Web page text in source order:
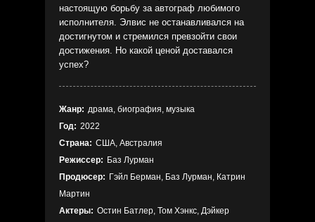
настоящую борьбу за автограф любимого
исполнителя. Элвис не останавливался на
достигнутом и стремился превзойти свои
достижения. Но какой ценой доставался
успех?
Жанр: драма, биография, музыка
Год: 2022
Страна: США, Австралия
Режиссер: Баз Лурман
Продюсер: Гэйл Берман, Баз Лурман, Катрин
Мартин
Актеры: Остин Батлер, Том Хэнкс, Дэйкер